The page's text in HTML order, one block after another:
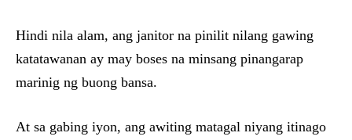
Hindi nila alam, ang janitor na pinilit nilang gawing
katatawanan ay may boses na minsang pinangarap
marinig ng buong bansa.
At sa gabing iyon, ang awiting matagal niyang itinago